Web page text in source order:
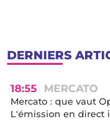
DERNIERS
18:55 MERCATO
Mercato : que vaut
L'émission en direct